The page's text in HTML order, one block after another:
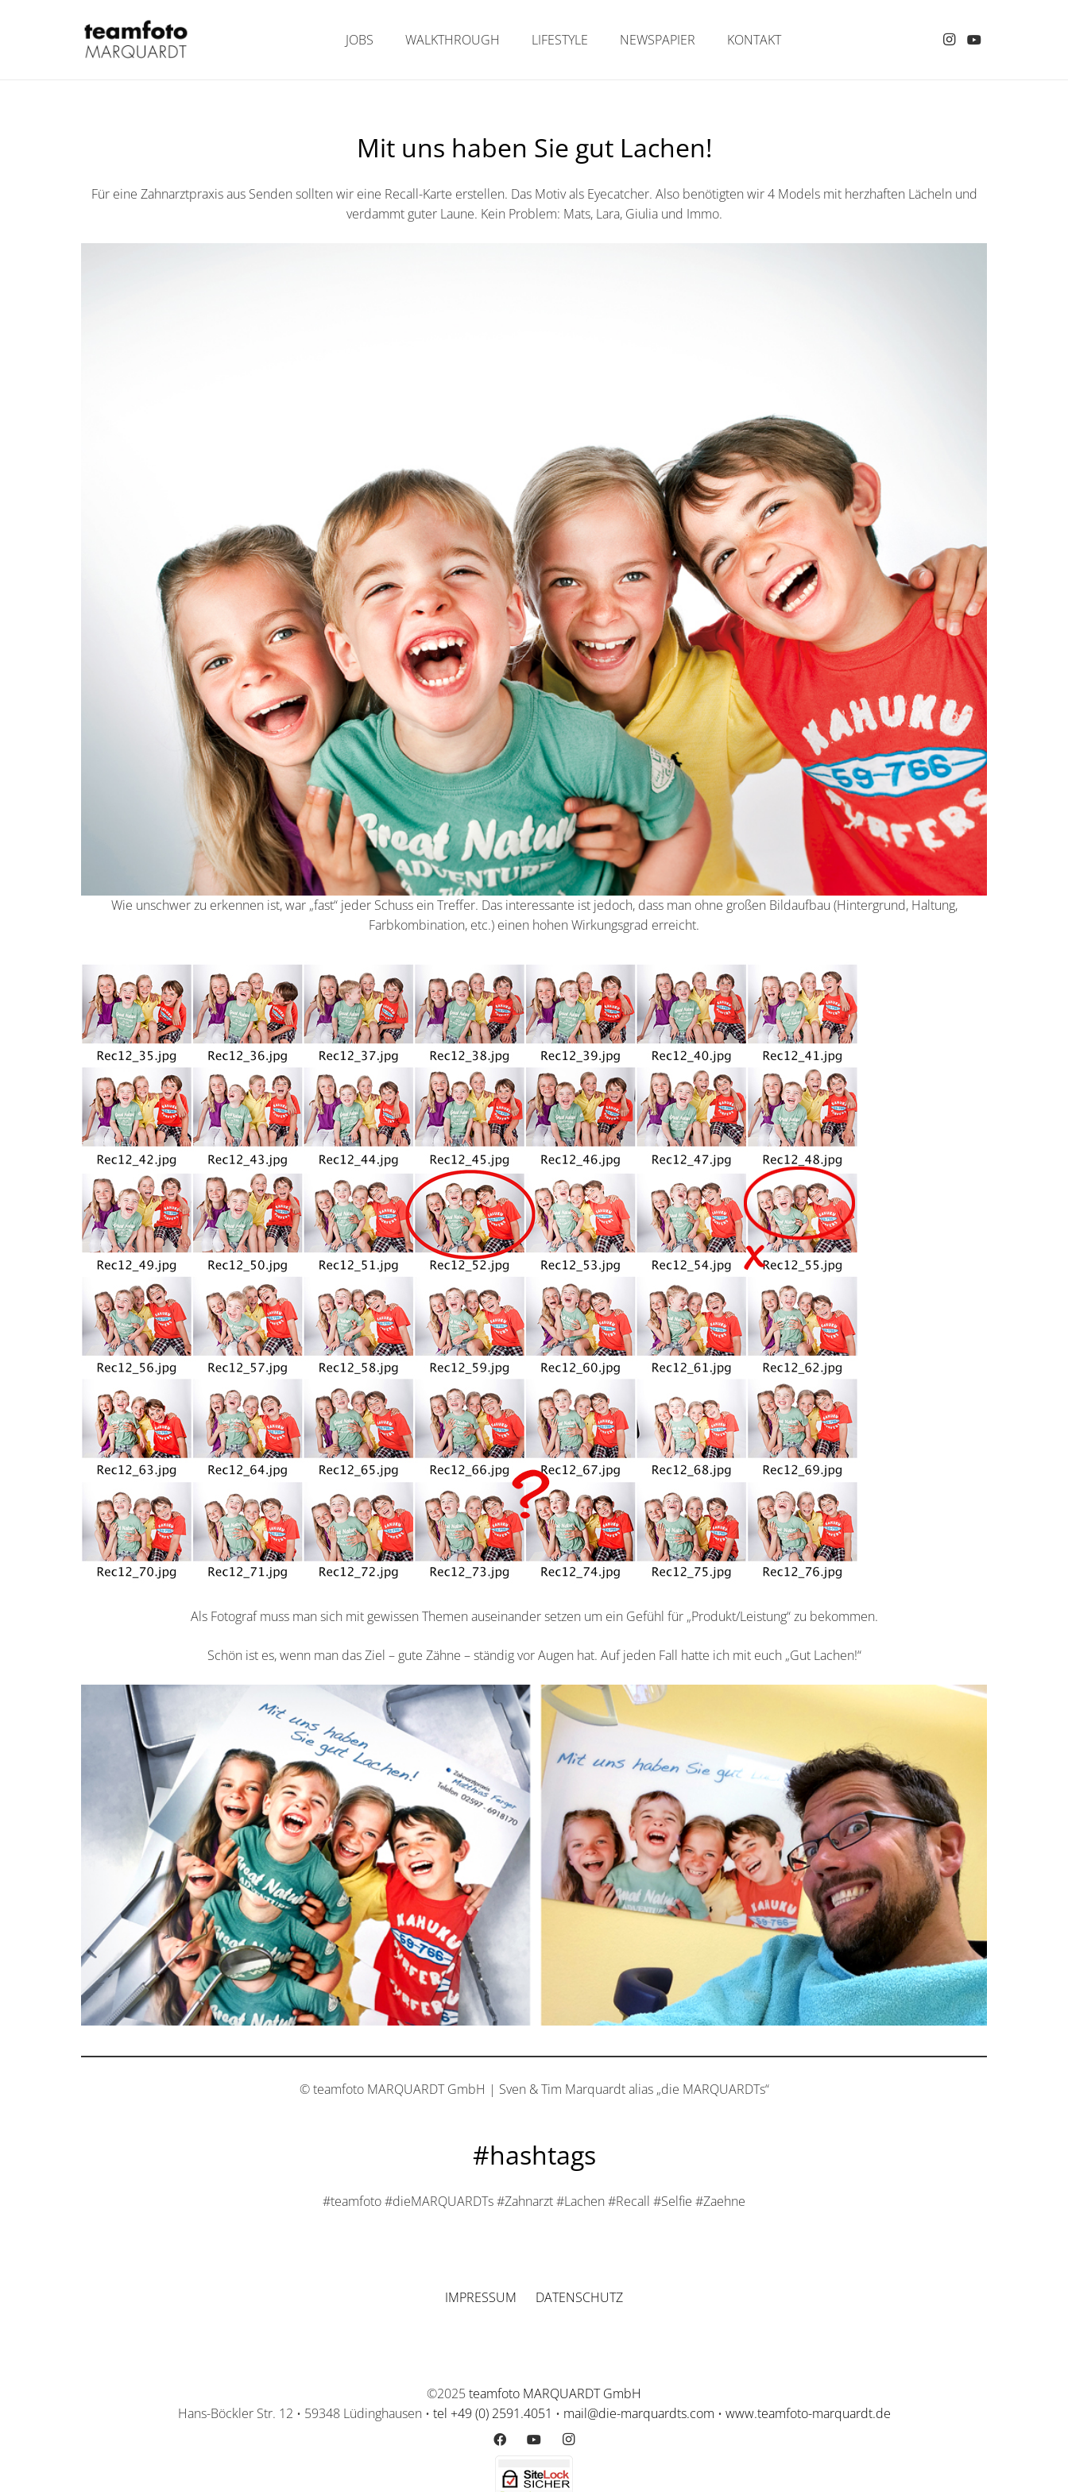
JOBS WALKTHROUGH LIFESTYLE NEWSPAPIER KONTAKT
Mit uns haben Sie gut Lachen!
Für eine Zahnarztpraxis aus Senden sollten wir eine Recall-Karte erstellen. Das Motiv als Eyecatcher. Also benötigten wir 4 Models mit herzhaften Lächeln und
verdammt guter Laune. Kein Problem: Mats, Lara, Giulia und Immo.
Wie unschwer zu erkennen ist, war „fast“ jeder Schuss ein Treffer. Das interessante ist jedoch, dass man ohne großen Bildaufbau (Hintergrund, Haltung,
Farbkombination, etc.) einen hohen Wirkungsgrad erreicht.
Als Fotograf muss man sich mit gewissen Themen auseinander setzen um ein Gefühl für „Produkt/Leistung“ zu bekommen.
Schön ist es, wenn man das Ziel – gute Zähne – ständig vor Augen hat. Auf jeden Fall hatte ich mit euch „Gut Lachen!“
© teamfoto MARQUARDT GmbH | Sven & Tim Marquardt alias „die MARQUARDTs“
#hashtags
#teamfoto #dieMARQUARDTs #Zahnarzt #Lachen #Recall #Selfie #Zaehne
IMPRESSUM DATENSCHUTZ
©2025 teamfoto MARQUARDT GmbH
Hans-Böckler Str. 12 • 59348 Lüdinghausen • tel +49 (0) 2591.4051 • mail@die-marquardts.com • www.teamfoto-marquardt.de